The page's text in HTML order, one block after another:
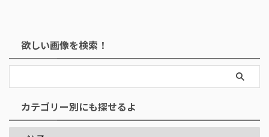
欲しい画像を検索！
カテゴリー別にも探せるよ